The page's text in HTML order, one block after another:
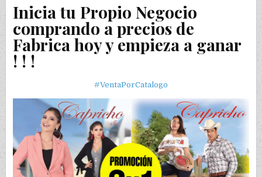
Inicia tu Propio Negocio
comprando a precios de
Fabrica hoy y empieza a ganar
! ! !
#VentaPorCatalogo